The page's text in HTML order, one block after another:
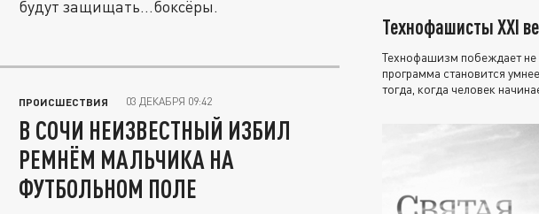
будут защищать...боксёры.
ПРОИСШЕСТВИЯ 03 ДЕКАБРЯ 09:42
В СОЧИ НЕИЗВЕСТНЫЙ ИЗБИЛ
РЕМНЁМ МАЛЬЧИКА НА
ФУТБОЛЬНОМ ПОЛЕ
Технофашисты XXI
Технофашизм побеждает не
программа становится
тогда, когда человек